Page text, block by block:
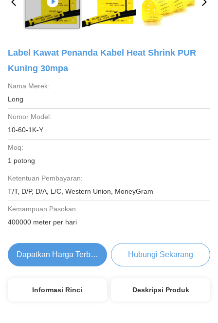
Label Kawat Penanda Kabel Heat Shrink PUR
Kuning 30mpa
Nama Merek:
Long
Nomor Model:
10-60-1K-Y
Moq:
1 potong
Ketentuan Pembayaran:
T/T, D/P, D/A, L/C, Western Union, MoneyGram
Kemampuan Pasokan:
400000 meter per hari
Dapatkan Harga Terbaik Hubungi Sekarang
Informasi Rinci Deskripsi Produk